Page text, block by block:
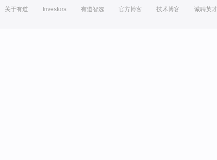
关于有道 Investors 有道智选 官方博客 技术博客 诚聘英才